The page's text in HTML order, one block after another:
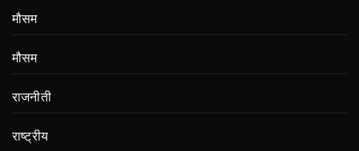
मौसम
मौसम
राजनीती
राष्ट्रीय